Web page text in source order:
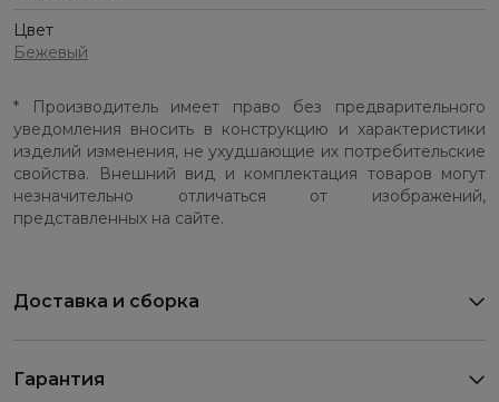
Цвет
Бежевый
* Производитель имеет право без предварительного
уведомления вносить в конструкцию и характеристики
изделий изменения, не ухудшающие их потребительские
свойства. Внешний вид и комплектация товаров могут
незначительно отличаться от изображений,
представленных на сайте.
Доставка и сборка
Гарантия